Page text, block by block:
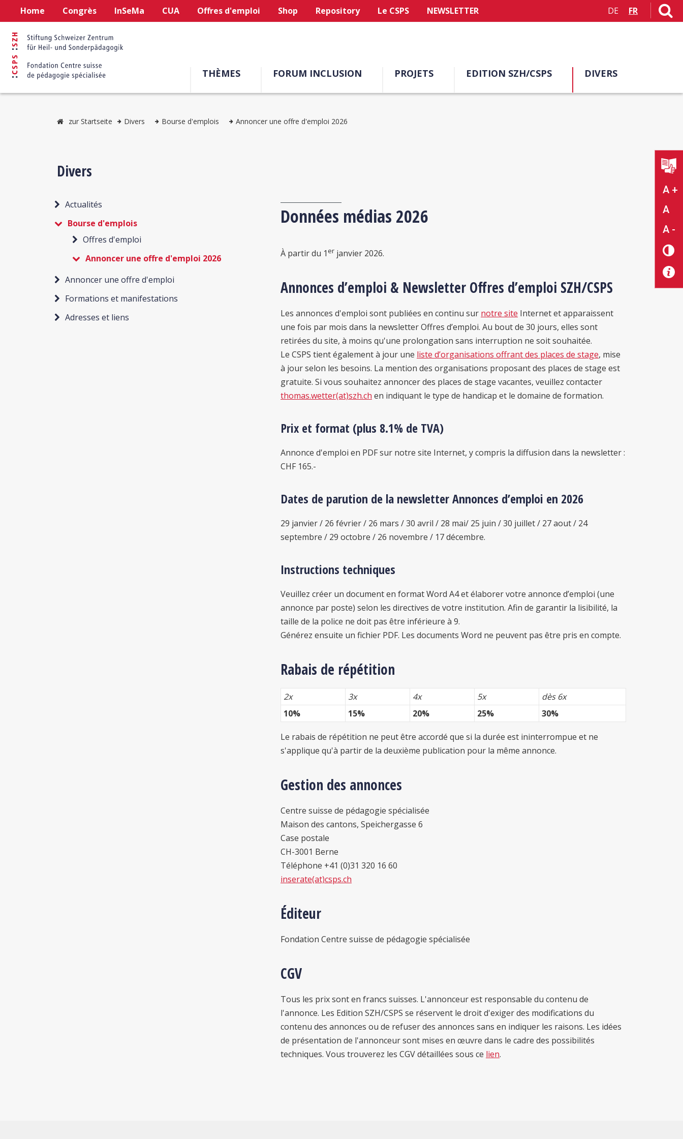
Home Congrès InSeMa CUA Offres d'emploi Shop Repository Le CSPS NEWSLETTER DE FR
THÈMES FORUM INCLUSION PROJETS EDITION SZH/CSPS DIVERS
A +
A
A -
zur Startseite Divers Bourse d'emplois Annoncer une offre d'emploi 2026
Divers
Actualités
Bourse d'emplois
Offres d'emploi
Annoncer une offre d'emploi 2026
Annoncer une offre d'emploi
Formations et manifestations
Adresses et liens
Données médias 2026
À partir du 1er janvier 2026.
Annonces d’emploi & Newsletter Offres d’emploi SZH/CSPS
Les annonces d'emploi sont publiées en continu sur notre site Internet et apparaissent
une fois par mois dans la newsletter Offres d’emploi. Au bout de 30 jours, elles sont
retirées du site, à moins qu'une prolongation sans interruption ne soit souhaitée.
Le CSPS tient également à jour une liste d’organisations offrant des places de stage, mise
à jour selon les besoins. La mention des organisations proposant des places de stage est
gratuite. Si vous souhaitez annoncer des places de stage vacantes, veuillez contacter
thomas.wetter(at)szh.ch en indiquant le type de handicap et le domaine de formation.
Prix et format (plus 8.1% de TVA)
Annonce d'emploi en PDF sur notre site Internet, y compris la diffusion dans la newsletter :
CHF 165.-
Dates de parution de la newsletter Annonces d’emploi en 2026
29 janvier / 26 février / 26 mars / 30 avril / 28 mai/ 25 juin / 30 juillet / 27 aout / 24
septembre / 29 octobre / 26 novembre / 17 décembre.
Instructions techniques
Veuillez créer un document en format Word A4 et élaborer votre annonce d’emploi (une
annonce par poste) selon les directives de votre institution. Afin de garantir la lisibilité, la
taille de la police ne doit pas être inférieure à 9.
Générez ensuite un fichier PDF. Les documents Word ne peuvent pas être pris en compte.
Rabais de répétition
2x 3x 4x 5x
dès 6x
10%
15% 20% 25% 30%
Le rabais de répétition ne peut être accordé que si la durée est ininterrompue et ne
s'applique qu'à partir de la deuxième publication pour la même annonce.
Gestion des annonces
Centre suisse de pédagogie spécialisée
Maison des cantons, Speichergasse 6
Case postale
CH-3001 Berne
Téléphone +41 (0)31 320 16 60
inserate(at)csps.ch
Éditeur
Fondation Centre suisse de pédagogie spécialisée
CGV
Tous les prix sont en francs suisses. L'annonceur est responsable du contenu de
l'annonce. Les Edition SZH/CSPS se réservent le droit d'exiger des modifications du
contenu des annonces ou de refuser des annonces sans en indiquer les raisons. Les idées
de présentation de l'annonceur sont mises en œuvre dans le cadre des possibilités
techniques. Vous trouverez les CGV détaillées sous ce lien.